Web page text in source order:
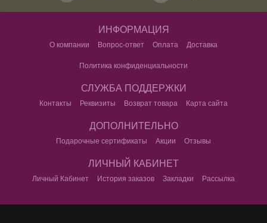
ИНФОРМАЦИЯ
О компании Вопрос-ответ Оплата Доставка
Политика конфиденциальности
СЛУЖБА ПОДДЕРЖКИ
Контакты Реквизиты Возврат товара Карта сайта
ДОПОЛНИТЕЛЬНО
Подарочные сертификаты Акции Отзывы
ЛИЧНЫЙ КАБИНЕТ
Личный Кабинет История заказов Закладки Рассылка